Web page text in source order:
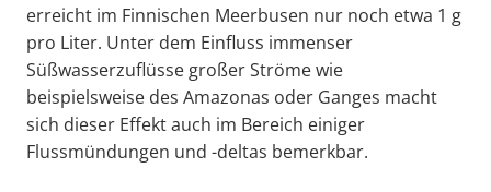
erreicht im Finnischen Meerbusen nur noch etwa 1 g
pro Liter. Unter dem Einfluss immenser
Süßwasserzuflüsse großer Ströme wie
beispielsweise des Amazonas oder Ganges macht
sich dieser Effekt auch im Bereich einiger
Flussmündungen und -deltas bemerkbar.